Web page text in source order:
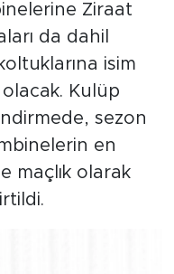
Ziraat
da dahil
isim
olacak. Kulüp
sezon
en
maçlık olarak